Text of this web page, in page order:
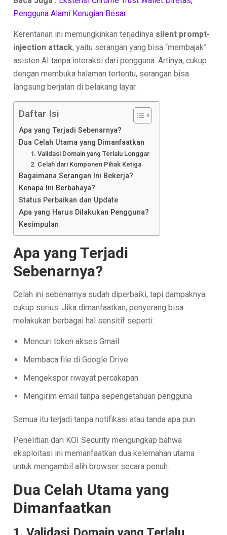
Pengguna Alami Kerugian Besar
Kerentanan ini memungkinkan terjadinya silent prompt-
injection attack, yaitu serangan yang bisa “membajak”
asisten AI tanpa interaksi dari pengguna. Artinya, cukup
dengan membuka halaman tertentu, serangan bisa
langsung berjalan di belakang layar.
Daftar Isi
Apa yang Terjadi Sebenarnya?
Dua Celah Utama yang Dimanfaatkan
1. Validasi Domain yang Terlalu Longgar
2. Celah dari Komponen Pihak Ketiga
Bagaimana Serangan Ini Bekerja?
Kenapa Ini Berbahaya?
Status Perbaikan dan Update
Apa yang Harus Dilakukan Pengguna?
Kesimpulan
Apa yang Terjadi
Sebenarnya?
Celah ini sebenarnya sudah diperbaiki, tapi dampaknya
cukup serius. Jika dimanfaatkan, penyerang bisa
melakukan berbagai hal sensitif seperti:
Mencuri token akses Gmail
Membaca file di Google Drive
Mengekspor riwayat percakapan
Mengirim email tanpa sepengetahuan pengguna
Semua itu terjadi tanpa notifikasi atau tanda apa pun.
Penelitian dari KOI Security mengungkap bahwa
eksploitasi ini memanfaatkan dua kelemahan utama
untuk mengambil alih browser secara penuh.
Dua Celah Utama yang
Dimanfaatkan